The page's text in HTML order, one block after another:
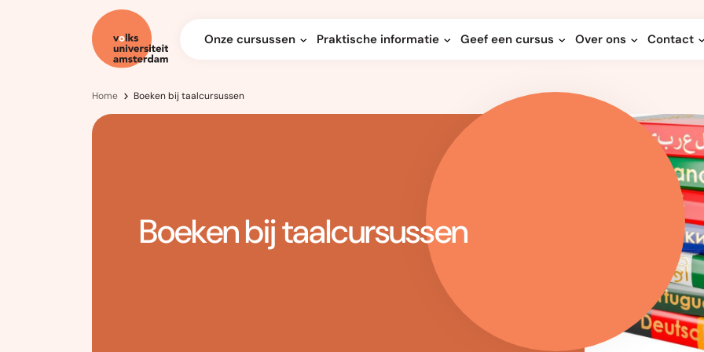
Onze cursussen Praktische informatie Geef een cursus Over ons Contact
Home Boeken bij taalcursussen
Boeken bij taalcursussen